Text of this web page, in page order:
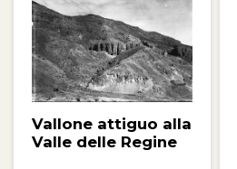
Vallone attiguo alla
Valle delle Regine